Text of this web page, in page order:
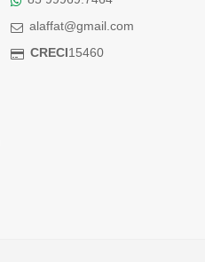
alaffat@gmail.com
CRECI15460